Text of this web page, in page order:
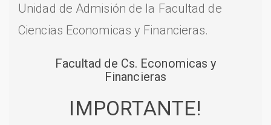
Unidad de Admisión de la Facultad de
Ciencias Economicas y Financieras.
Facultad de Cs. Economicas y
Financieras
IMPORTANTE!